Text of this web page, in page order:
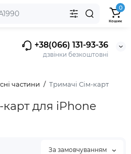
+38(066) 131-93-36
дзвінки безкоштовні
0
Кошик
частини Тримачі Сім-карт
карт для iPhone
За замовчуванням